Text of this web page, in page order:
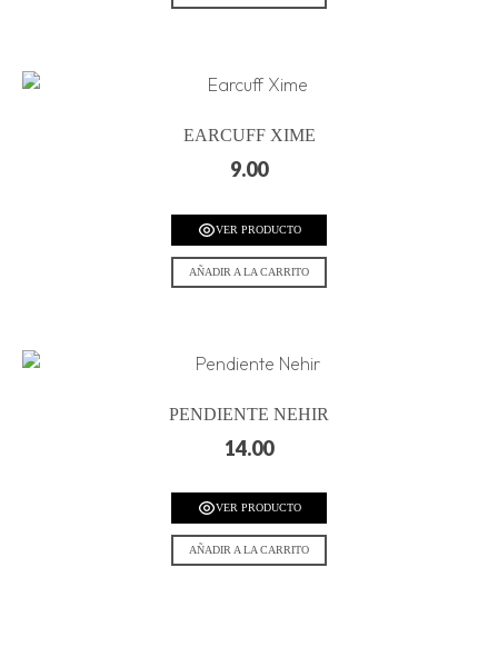
EARCUFF XIME
9.00
VER PRODUCTO
AÑADIR A LA CARRITO
PENDIENTE NEHIR
14.00
VER PRODUCTO
AÑADIR A LA CARRITO